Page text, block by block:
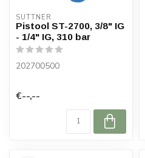
SUTTNER
Pistool ST-2700, 3/8" IG
- 1/4" IG, 310 bar
202700500
€--,--